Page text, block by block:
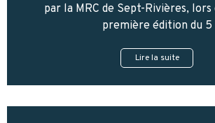
par la MRC de Sept-Rivières,
première édition du 5
Lire la suite